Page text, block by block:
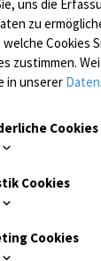
uns die
zu
Cookies
zustimmen.
in unserer
Cookies
Cookies
Cookies